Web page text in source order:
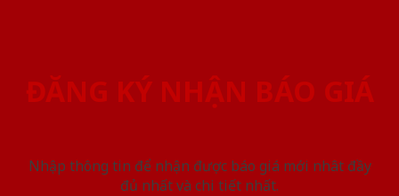
ĐĂNG KÝ NHẬN BÁO GIÁ
Nhập thông tin để nhận được báo giá mới nhât đầy
đủ nhất và chi tiết nhất.